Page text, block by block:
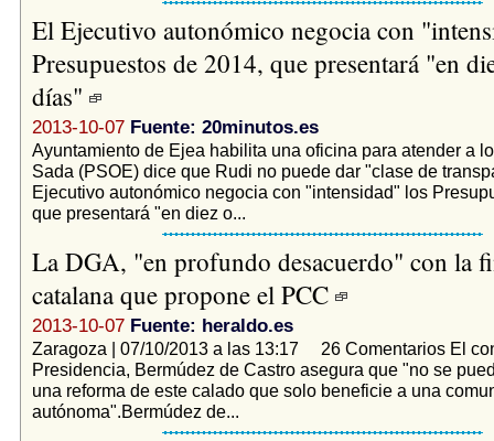
El Ejecutivo autonómico negocia con
Presupuestos de 2014, que presentará "en
días"
2013-10-07 Fuente: 20minutos.es
Ayuntamiento de Ejea habilita una oficina para atender a
Sada (PSOE) dice que Rudi no puede dar "clase de
Ejecutivo autonómico negocia con "intensidad" los
que presentará "en diez o...
La DGA, "en profundo desacuerdo" con la
catalana que propone el PCC
2013-10-07 Fuente: heraldo.es
Zaragoza | 07/10/2013 a las 13:17 26 Comentarios El
Presidencia, Bermúdez de Castro asegura que "no se
una reforma de este calado que solo beneficie a una
autónoma".Bermúdez de...